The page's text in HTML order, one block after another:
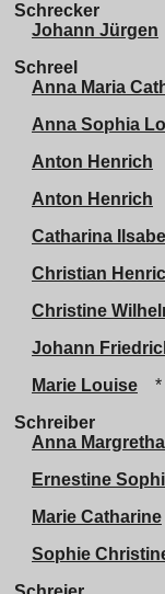
Schrecker
Johann Jürgen
Schreel
Anna Maria
Anna Sophia
Anton Henrich
Anton Henrich
Catharina
Christian
Christine
Johann
Marie Louise
*
Schreiber
Anna Margretha
Ernestine
Marie Catharine
Sophie